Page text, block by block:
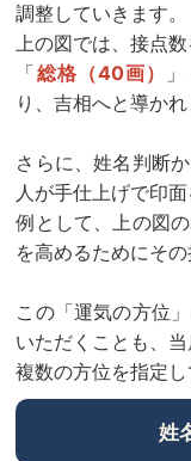
調整していきます。
上の図では、接点数
「総格（40画）
り、吉相へと導かれ
さらに、姓名判断
人が手仕上げで印面
例として、上の図
を高めるためにそ
この「運気の方位
いただくことも、
複数の方位を指定
姓